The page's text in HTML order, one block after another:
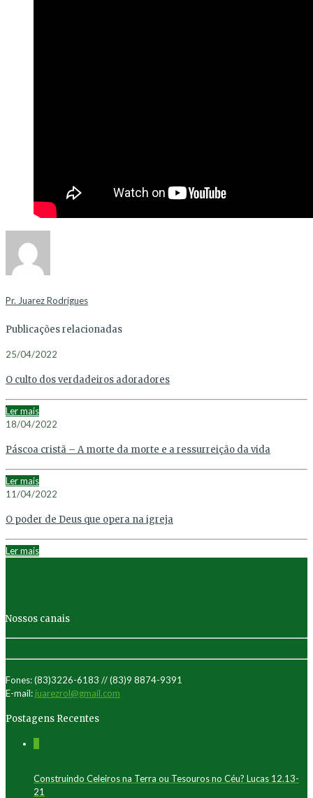
Pr. Juarez Rodrigues
Publicações relacionadas
25/04/2022
O culto dos verdadeiros adoradores
Ler mais
18/04/2022
Páscoa cristã – A morte da morte e a ressurreição da vida
Ler mais
11/04/2022
O poder de Deus que opera na igreja
Ler mais
Nossos canais
Fones: (83)3226-6183 // (83)9 8874-9391
E-mail: juarezrol@gmail.com
Postagens Recentes
Construindo Celeiros na Terra ou Tesouros no Céu? Lucas 12.13-
21